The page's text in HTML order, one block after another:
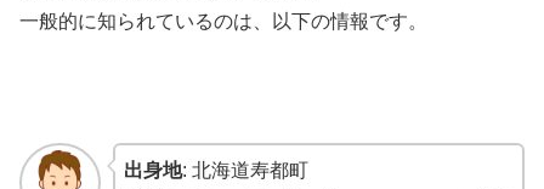
一般的に知られているのは、以下の情報です。
出身地: 北海道寿都町